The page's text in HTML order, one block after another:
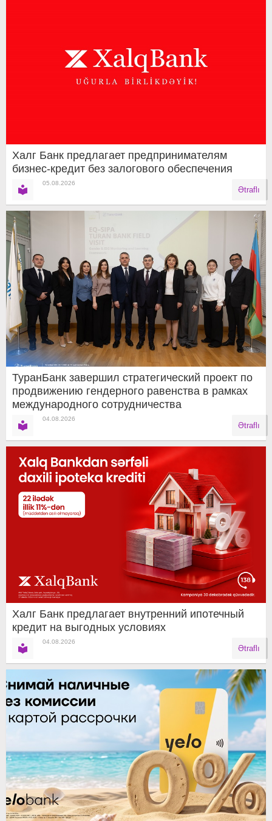
Халг Банк предлагает предпринимателям
бизнес-кредит без залогового обеспечения
05.08.2026
Ətraflı
ТуранБанк завершил стратегический проект по
продвижению гендерного равенства в рамках
международного сотрудничества
04.08.2026
Ətraflı
Халг Банк предлагает внутренний ипотечный
кредит на выгодных условиях
04.08.2026
Ətraflı